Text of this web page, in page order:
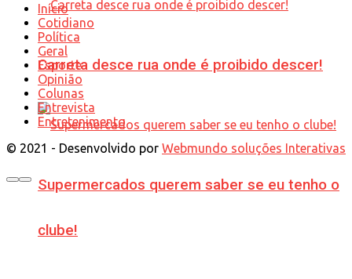
Carreta desce rua onde é proibido descer!
Supermercados querem saber se eu tenho o
clube!
Início
Cotidiano
Política
Geral
Esporte
Opinião
Colunas
Entrevista
Entretenimento
© 2021 - Desenvolvido por Webmundo soluções Interativas